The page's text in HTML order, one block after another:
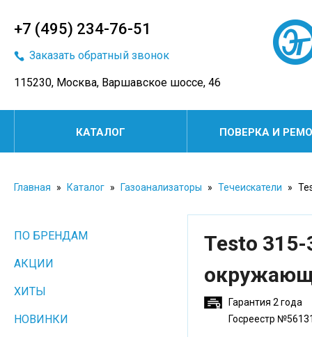
+7 (495) 234-76-51
Заказать обратный звонок
115230, Москва, Варшавское шоссе, 46
КАТАЛОГ ПОВЕРКА И
Главная » Каталог » Газоанализаторы » Течеискатели »
Testo 315-
Гарантия 2 года
Госреестр
ПО БРЕНДАМ
АКЦИИ
ХИТЫ
НОВИНКИ